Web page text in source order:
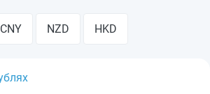
CNY NZD HKD